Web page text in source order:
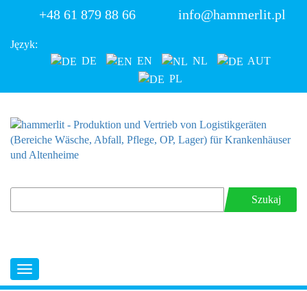
+48 61 879 88 66 info@hammerlit.pl
Język:
DE
EN NL
AUT
PL
Szukaj